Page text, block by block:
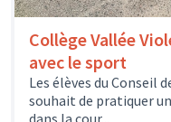
Collège Vallée
avec le sport
Les élèves du Conseil
souhait de pratiquer